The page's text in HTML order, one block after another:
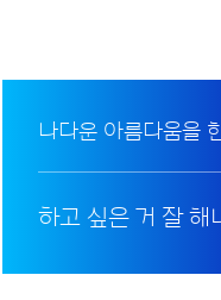
나다운 아름다움을
하고 싶은 거 잘 해